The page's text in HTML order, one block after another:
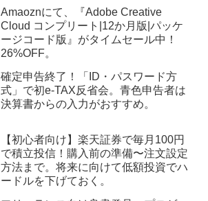
Amaoznにて、『Adobe Creative
Cloud コンプリート|12か月版|パッケ
ージコード版』がタイムセール中！
26%OFF。
確定申告終了！「ID・パスワード方
式」で初e-TAX反省会。青色申告者は
決算書からの入力がおすすめ。
【初心者向け】楽天証券で毎月100円
で積立投信！購入前の準備〜注文設定
方法まで。将来に向けて低額投資でハ
ードルを下げておく。